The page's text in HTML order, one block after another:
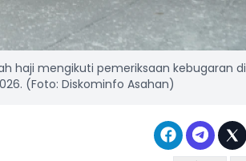
haji mengikuti pemeriksaan kebugaran di
(Foto: Diskominfo Asahan)